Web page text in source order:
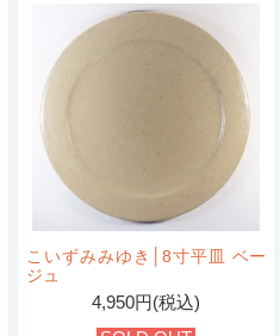
こいずみみゆき│8寸平皿 ベー
ジュ
4,950円(税込)